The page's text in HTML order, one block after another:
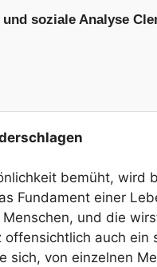
soziale Analyse
bemüht, wird
Fundament einer
und die
auch ein
sich, von einzelnen